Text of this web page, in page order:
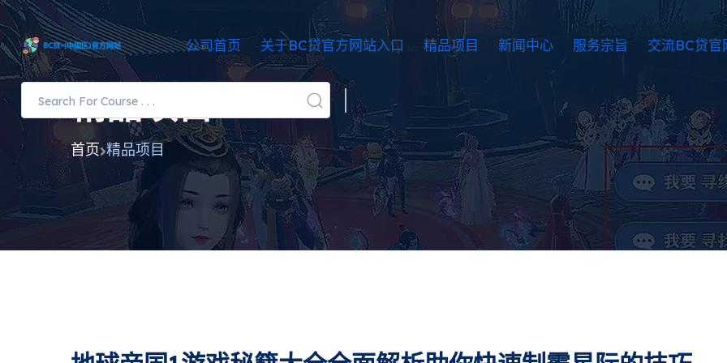
公司首页 关于BC贷官方网站入口 精品项目 新闻中心 服务宗旨 交流BC贷官
精品项目
首页 精品项目